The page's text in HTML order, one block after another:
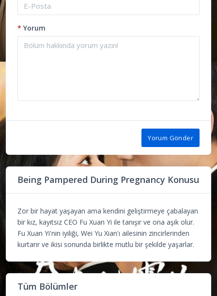
* Yorum
Yorum Gönder
Being Pampered During Pregnancy Konusu
Zor bir hayat yaşayan ama kendini geliştirmeye çabalayan
bir kız, kayıtsız CEO Fu Xuan Yi ile tanışır ve ona aşık olur.
Fu Xuan Yi'nin iyiliği, Wei Yu Xian'ı ailesinin zincirlerinden
kurtarır ve ikisi sonunda birlikte mutlu bir şekilde yaşarlar.
Tüm Bölümler